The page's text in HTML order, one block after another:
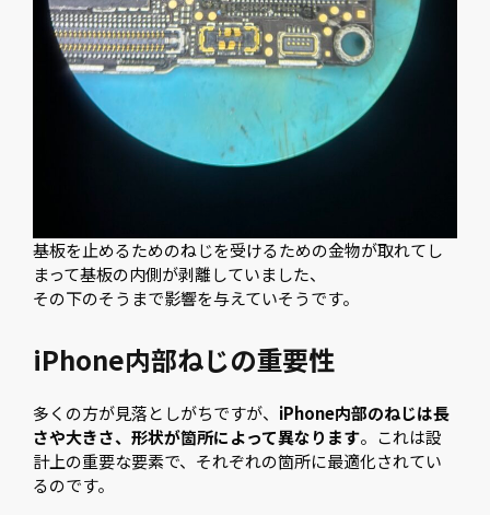
基板を止めるためのねじを受けるための金物が取れてし
まって基板の内側が剥離していました、
その下のそうまで影響を与えていそうです。
iPhone内部ねじの重要性
多くの方が見落としがちですが、 iPhone内部のねじは長
さや大きさ、形状が箇所によって異なります。これは設
計上の重要な要素で、それぞれの箇所に最適化されてい
るのです。